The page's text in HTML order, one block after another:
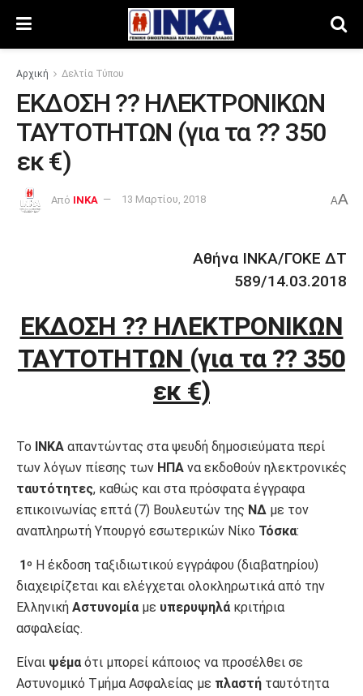
Αρχική Δελτία Τύπου
ΕΚΔΟΣΗ ?? ΗΛΕΚΤΡΟΝΙΚΩΝ
ΤΑΥΤΟΤΗΤΩΝ (για τα ?? 350
εκ €)
Από INKA 13 Μαρτίου, 2018 AA
Αθήνα ΙΝΚΑ/ΓΟΚΕ ΔΤ
589/14.03.2018
ΕΚΔΟΣΗ ?? ΗΛΕΚΤΡΟΝΙΚΩΝ
ΤΑΥΤΟΤΗΤΩΝ (για τα ?? 350
εκ €)
Το ΙΝΚΑ απαντώντας στα ψευδή δημοσιεύματα περί
των λόγων πίεσης των ΗΠΑ να εκδοθούν ηλεκτρονικές
ταυτότητες, καθώς και στα πρόσφατα έγγραφα
επικοινωνίας επτά (7) Βουλευτών της ΝΔ με τον
αναπληρωτή Υπουργό εσωτερικών Νίκο Τόσκα:
1 ο
Η έκδοση ταξιδιωτικού εγγράφου (διαβατηρίου)
διαχειρίζεται και ελέγχεται ολοκληρωτικά από την
Ελληνική Αστυνομία με υπερυψηλά κριτήρια
ασφαλείας.
Είναι ψέμα ότι μπορεί κάποιος να προσέλθει σε
Αστυνομικό Τμήμα Ασφαλείας με πλαστή ταυτότητα